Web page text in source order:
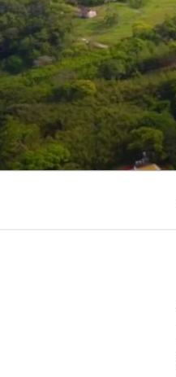
跳
至
主
要
內
容